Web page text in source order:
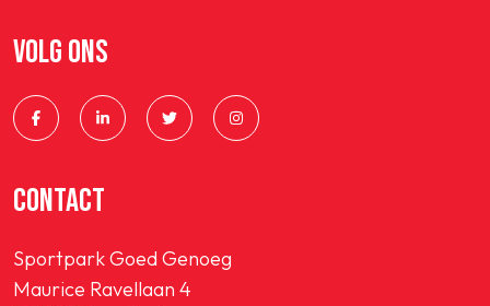
VOLG ONS
CONTACT
Sportpark Goed Genoeg
Maurice Ravellaan 4